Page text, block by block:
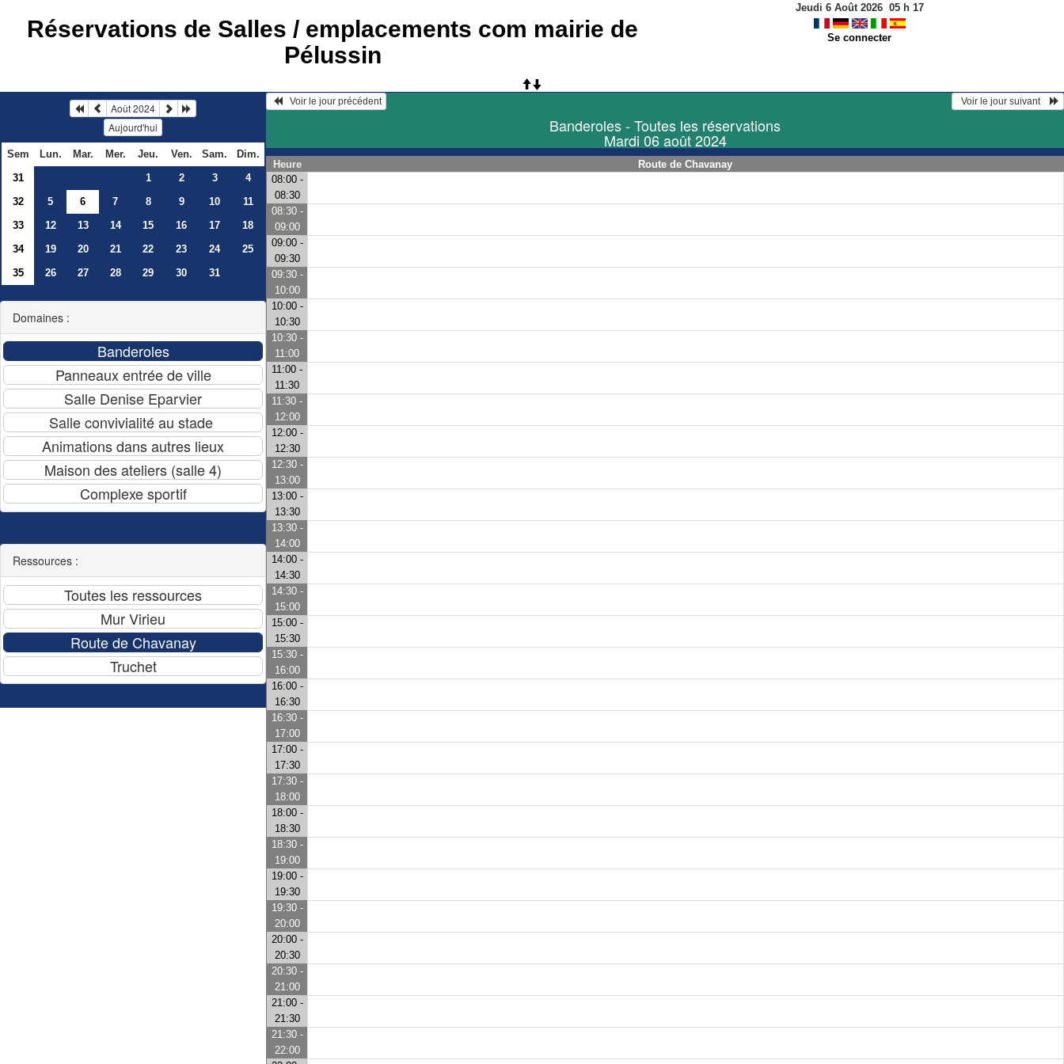
Réservations de Salles / emplacements com mairie de
Pélussin
Jeudi 6 Août 2026 05h 17
Se connecter
Août 2024
Aujourd'hui
Sem Lun. Mar. Mer. Jeu. Ven. Sam.
Dim.
31
1 2 3
4
32
5 6 7 8 9 10
11
33
12 13 14 15 16 17
18
34
19 20 21 22 23 24
25
35
26 27 28 29 30 31
Domaines :
Ressources :
   Voir le jour précédent
  Voir le jour suivant
Banderoles - Toutes les réservations
Mardi 06 août 2024
Heure
Route de Chavanay
08:00 -
08:30
08:30 -
09:00
09:00 -
09:30
09:30 -
10:00
10:00 -
10:30
10:30 -
11:00
11:00 -
11:30
11:30 -
12:00
12:00 -
12:30
12:30 -
13:00
13:00 -
13:30
13:30 -
14:00
14:00 -
14:30
14:30 -
15:00
15:00 -
15:30
15:30 -
16:00
16:00 -
16:30
16:30 -
17:00
17:00 -
17:30
17:30 -
18:00
18:00 -
18:30
18:30 -
19:00
19:00 -
19:30
19:30 -
20:00
20:00 -
20:30
20:30 -
21:00
21:00 -
21:30
21:30 -
22:00